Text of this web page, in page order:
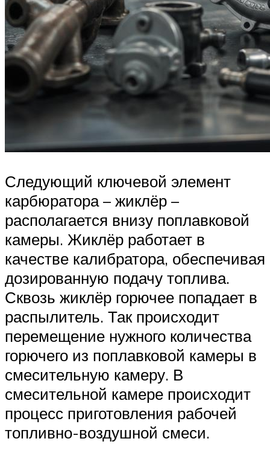
Следующий ключевой элемент
карбюратора – жиклёр –
располагается внизу поплавковой
камеры. Жиклёр работает в
качестве калибратора, обеспечивая
дозированную подачу топлива.
Сквозь жиклёр горючее попадает в
распылитель. Так происходит
перемещение нужного количества
горючего из поплавковой камеры в
смесительную камеру. В
смесительной камере происходит
процесс приготовления рабочей
топливно-воздушной смеси.